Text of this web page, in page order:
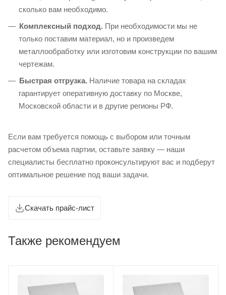
сколько вам необходимо.
Комплексный подход. При необходимости мы не
только поставим материал, но и произведем
металлообработку или изготовим конструкции по вашим
чертежам.
Быстрая отгрузка. Наличие товара на складах
гарантирует оперативную доставку по Москве,
Московской области и в другие регионы РФ.
Если вам требуется помощь с выбором или точным
расчетом объема партии, оставьте заявку — наши
специалисты бесплатно проконсультируют вас и подберут
оптимальное решение под ваши задачи.
Скачать прайс-лист
Также рекомендуем